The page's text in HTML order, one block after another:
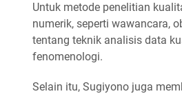
Untuk metode penelitian
numerik, seperti wawancara,
tentang teknik analisis data
fenomenologi.
Selain itu, Sugiyono juga